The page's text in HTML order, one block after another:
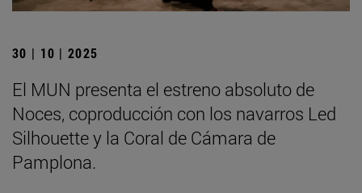
30 | 10 | 2025
El MUN presenta el estreno absoluto de
Noces, coproducción con los navarros Led
Silhouette y la Coral de Cámara de
Pamplona.